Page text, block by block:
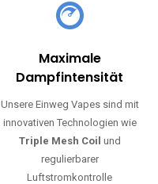
Maximale
Dampfintensität
Unsere Einweg Vapes sind mit
innovativen Technologien wie
Triple Mesh Coil und
regulierbarer
Luftstromkontrolle